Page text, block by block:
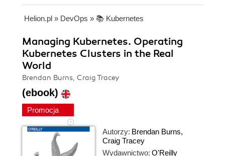
Helion.pl » DevOps » 📚 Kubernetes
Managing Kubernetes. Operating
Kubernetes Clusters in the Real
World
Brendan Burns, Craig Tracey
(ebook)
Promocja
Autorzy: Brendan Burns,
Craig Tracey
Wydawnictwo: O'Reilly